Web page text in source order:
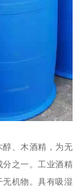
醇、木酒精，为无
之一。工业酒精
机物。具有吸湿